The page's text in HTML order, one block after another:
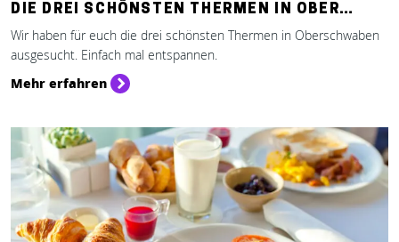
DIE DREI SCHÖNSTEN THERMEN IN OBER…
Wir haben für euch die drei schönsten Thermen in Oberschwaben
ausgesucht. Einfach mal entspannen.
Mehr erfahren